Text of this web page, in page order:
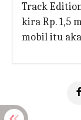
Track
kira Rp. 1,5
mobil itu